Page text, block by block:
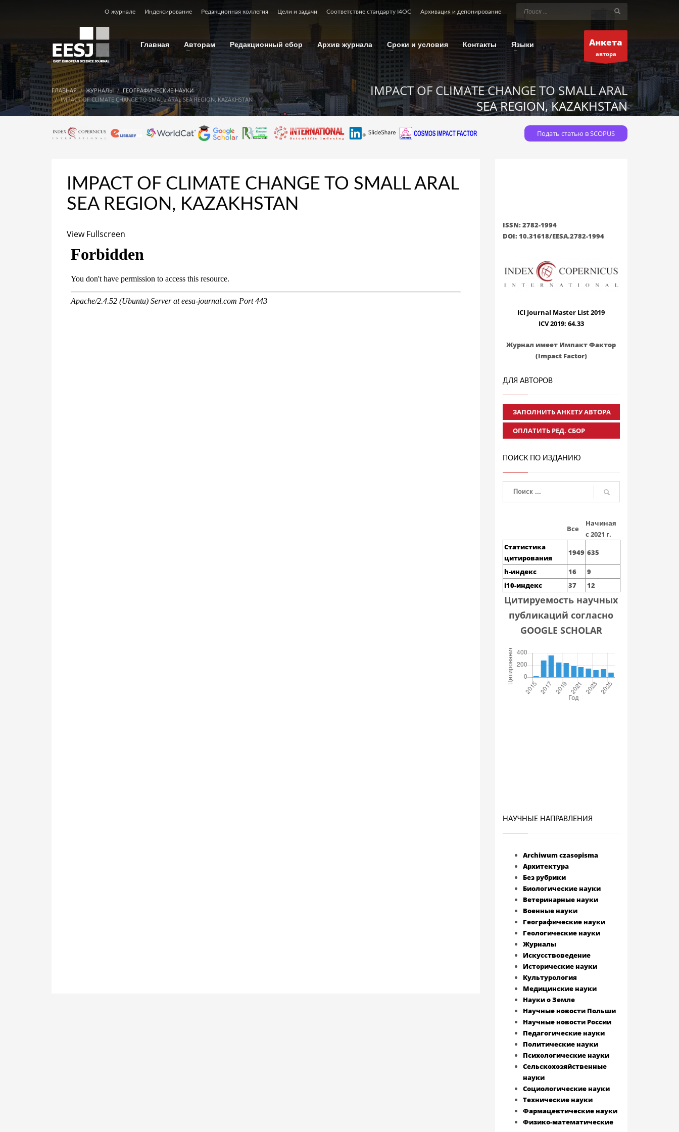
О журнале Индексирование Редакционная коллегия Цели и задачи Соответствие стандарту I4OC Архивация и депонирование
Главная Авторам Редакционный сбор Архив журнала Сроки и условия Контакты Языки Анкета
автора
ГЛАВНАЯ ЖУРНАЛЫ
ГЕОГРАФИЧЕСКИЕ НАУКИ
IMPACT OF CLIMATE CHANGE TO SMALL ARAL SEA REGION, KAZAKHSTAN
IMPACT OF CLIMATE CHANGE TO SMALL ARAL
SEA REGION, KAZAKHSTAN
Подать статью в SCOPUS
IMPACT OF CLIMATE CHANGE TO SMALL ARAL
SEA REGION, KAZAKHSTAN
View Fullscreen
Перейти
содержимому
PDF
ISSN: 2782-1994
DOI: 10.31618/EESA.2782-1994
ICI Journal Master List 2019
ICV 2019: 64.33
Журнал имеет Импакт Фактор
(Impact Factor)
ДЛЯ АВТОРОВ
ЗАПОЛНИТЬ АНКЕТУ АВТОРА
ОПЛАТИТЬ РЕД. СБОР
ПОИСК ПО ИЗДАНИЮ
Все
Начиная
с 2021 г.
Статистика
цитирования
1949 635
h-индекс 16
9
i10-индекс
37 12
Цитируемость научных
публикаций согласно
GOOGLE SCHOLAR
НАУЧНЫЕ НАПРАВЛЕНИЯ
Archiwum czasopisma
Архитектура
Без рубрики
Биологические науки
Ветеринарные науки
Военные науки
Географические науки
Геологические науки
Журналы
Искусствоведение
Исторические науки
Культурология
Медицинские науки
Науки о Земле
Научные новости Польши
Научные новости России
Педагогические науки
Политические науки
Психологические науки
Сельскохозяйственные
науки
Социологические науки
Технические науки
Фармацевтические науки
Физико-математические